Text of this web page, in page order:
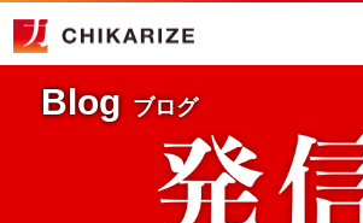
Blog ブログ